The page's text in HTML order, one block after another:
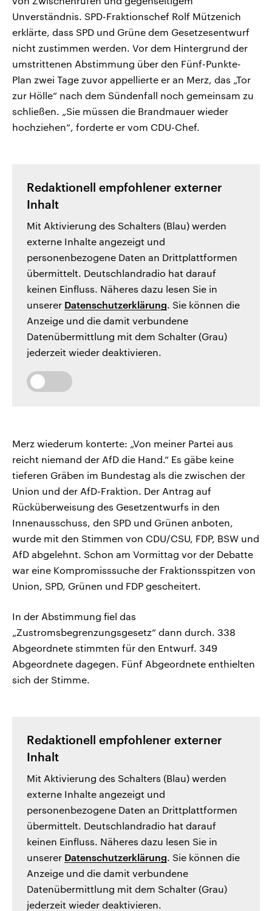
Unverständnis. SPD-Fraktionschef Rolf Mützenich
erklärte, dass SPD und Grüne dem Gesetzesentwurf
nicht zustimmen werden. Vor dem Hintergrund der
umstrittenen Abstimmung über den Fünf-Punkte-
Plan zwei Tage zuvor appellierte er an Merz, das „Tor
zur Hölle“ nach dem Sündenfall noch gemeinsam zu
schließen. „Sie müssen die Brandmauer wieder
hochziehen“, forderte er vom CDU-Chef.
Redaktionell empfohlener externer
Inhalt
Mit Aktivierung des Schalters (Blau) werden
externe Inhalte angezeigt und
personenbezogene Daten an Drittplattformen
übermittelt. Deutschlandradio hat darauf
keinen Einfluss. Näheres dazu lesen Sie in
unserer Datenschutzerklärung . Sie können die
Anzeige und die damit verbundene
Datenübermittlung mit dem Schalter (Grau)
jederzeit wieder deaktivieren.
Merz wiederum konterte: „Von meiner Partei aus
reicht niemand der AfD die Hand.“ Es gäbe keine
tieferen Gräben im Bundestag als die zwischen der
Union und der AfD-Fraktion. Der Antrag auf
Rücküberweisung des Gesetzentwurfs in den
Innenausschuss, den SPD und Grünen anboten,
wurde mit den Stimmen von CDU/CSU, FDP, BSW und
AfD abgelehnt. Schon am Vormittag vor der Debatte
war eine Kompromisssuche der Fraktionsspitzen von
Union, SPD, Grünen und FDP gescheitert.
In der Abstimmung fiel das
„Zustromsbegrenzungsgesetz“ dann durch. 338
Abgeordnete stimmten für den Entwurf. 349
Abgeordnete dagegen. Fünf Abgeordnete enthielten
sich der Stimme.
Redaktionell empfohlener externer
Inhalt
Mit Aktivierung des Schalters (Blau) werden
externe Inhalte angezeigt und
personenbezogene Daten an Drittplattformen
übermittelt. Deutschlandradio hat darauf
keinen Einfluss. Näheres dazu lesen Sie in
unserer Datenschutzerklärung . Sie können die
Anzeige und die damit verbundene
Datenübermittlung mit dem Schalter (Grau)
jederzeit wieder deaktivieren.